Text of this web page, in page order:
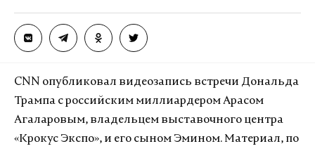
CNN опубликовал видеозапись встречи Дональда
Трампа с российским миллиардером Арасом
Агаларовым, владельцем выставочного центра
«Крокус Экспо», и его сыном Эмином. Материал, по